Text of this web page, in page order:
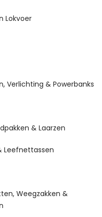
Lokvoer
Verlichting & Powerbanks
& Laarzen
Leefnettassen
Weegzakken &